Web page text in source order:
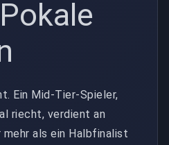
Ein Mid-Tier-Spieler,
riecht, verdient an
als ein Halbfinalist